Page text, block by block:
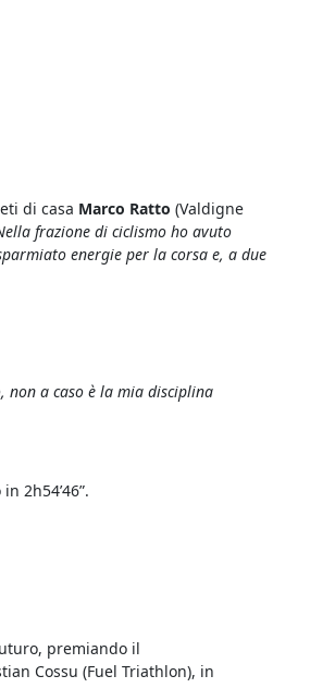
di casa Marco Ratto (Valdigne
frazione di ciclismo ho avuto
energie per la corsa e, a due
a caso è la mia disciplina
2h54’46”.
premiando il
Cossu (Fuel Triathlon), in